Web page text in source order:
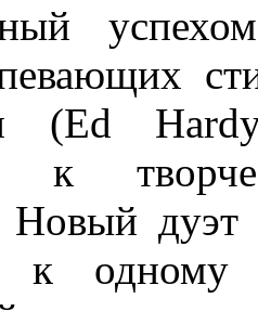
(Ed
к
Новый
к